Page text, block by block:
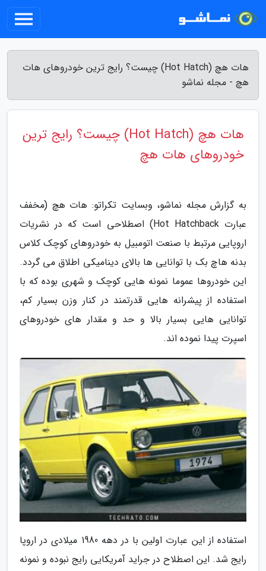
هات هچ (Hot Hatch) چیست؟ رایج ترین خودروهای هات
هچ - مجله نماشو
هات هچ (Hot Hatch) چیست؟ رایج ترین
خودروهای هات هچ
به گزارش مجله نماشو، وبسایت تکراتو: هات هچ (مخفف
عبارت Hot Hatchback) اصطلاحی است که در نشریات
اروپایی مرتبط با صنعت اتومبیل به خودروهای کوچک کلاس
بدنه هاچ بک با توانایی ها بالای دینامیکی اطلاق می گردد.
این خودروها عموما نمونه هایی کوچک و شهری بوده که با
استفاده از پیشرانه هایی قدرتمند در کنار وزن بسیار کم،
توانایی هایی بسیار بالا و حد و مقدار های خودروهای
اسپرت پیدا نموده اند.
استفاده از این عبارت اولین با در دهه 1980 میلادی در اروپا
رایج شد. این اصطلاح در جراید آمریکایی رایج نبوده و نمونه